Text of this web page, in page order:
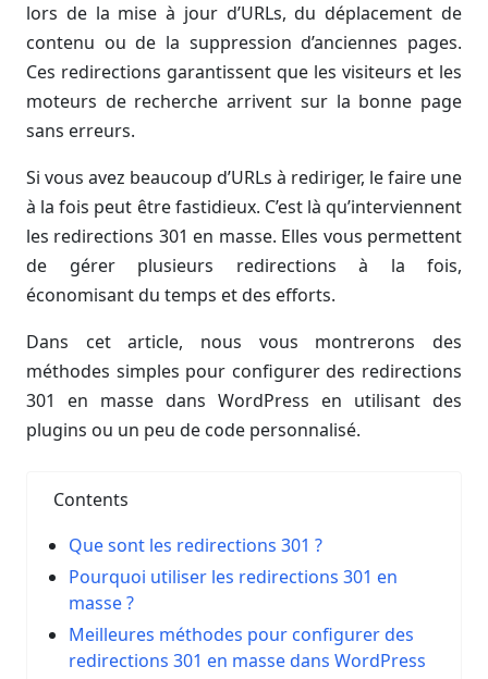
lors de la mise à jour d’URLs, du déplacement de
contenu ou de la suppression d’anciennes pages.
Ces redirections garantissent que les visiteurs et les
moteurs de recherche arrivent sur la bonne page
sans erreurs.
Si vous avez beaucoup d’URLs à rediriger, le faire une
à la fois peut être fastidieux. C’est là qu’interviennent
les redirections 301 en masse. Elles vous permettent
de gérer plusieurs redirections à la fois,
économisant du temps et des efforts.
Dans cet article, nous vous montrerons des
méthodes simples pour configurer des redirections
301 en masse dans WordPress en utilisant des
plugins ou un peu de code personnalisé.
Contents
Que sont les redirections 301 ?
Pourquoi utiliser les redirections 301 en
masse ?
Meilleures méthodes pour configurer des
redirections 301 en masse dans WordPress